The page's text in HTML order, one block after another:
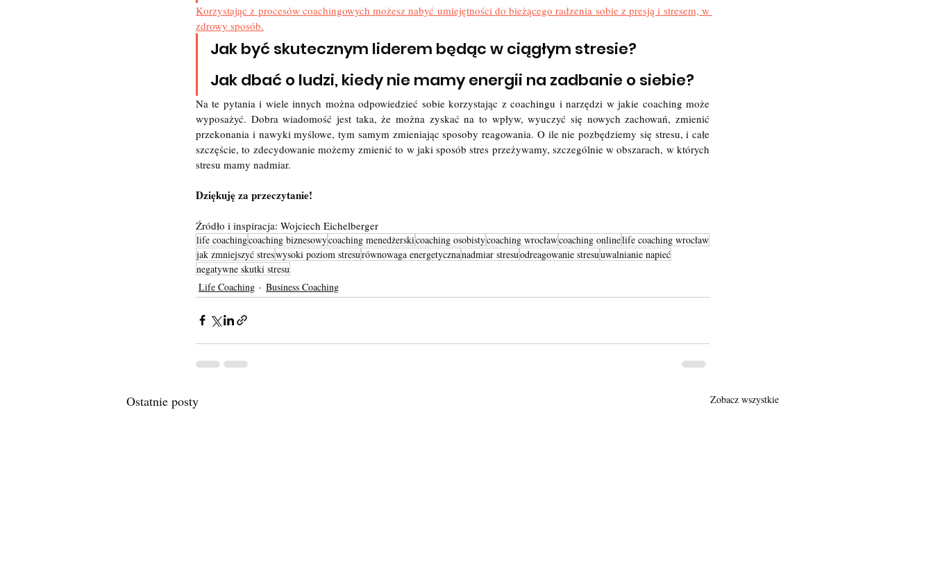
Korzystając z procesów coachingowych możesz nabyć umiejętności do bieżącego radzenia sobie z presją i stresem, w
zdrowy sposób.
Jak być skutecznym liderem będąc w ciągłym stresie?
Jak dbać o ludzi, kiedy nie mamy energii na zadbanie o siebie?
Na te pytania i wiele innych można odpowiedzieć sobie korzystając z coachingu i narzędzi w jakie coaching może
wyposażyć. Dobra wiadomość jest taka, że można zyskać na to wpływ, wyuczyć się nowych zachowań, zmienić
przekonania i nawyki myślowe, tym samym zmieniając sposoby reagowania. O ile nie pozbędziemy się stresu, i całe
szczęście, to zdecydowanie możemy zmienić to w jaki sposób stres przeżywamy, szczególnie w obszarach, w których
stresu mamy nadmiar.
Dziękuję za przeczytanie!
Źródło i inspiracja: Wojciech Eichelberger
life coachingcoaching biznesowycoaching menedżerskicoaching osobistycoaching wrocławcoaching onlinelife coaching wrocław
jak zmniejszyć streswysoki poziom stresurównowaga energetycznanadmiar stresuodreagowanie stresuuwalnianie napieć
negatywne skutki stresu
Life Coaching
Business Coaching
Ostatnie posty Zobacz wszystkie